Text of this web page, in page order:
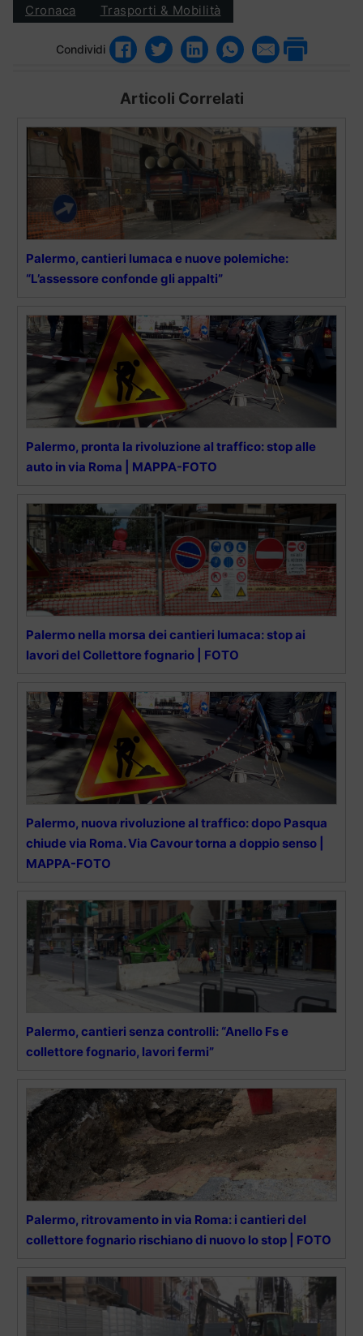
Cronaca Trasporti & Mobilità
Condividi
Articoli Correlati
Palermo, cantieri lumaca e nuove polemiche:
“L’assessore confonde gli appalti”
Palermo, pronta la rivoluzione al traffico: stop alle
auto in via Roma | MAPPA-FOTO
Palermo nella morsa dei cantieri lumaca: stop ai
lavori del Collettore fognario | FOTO
Palermo, nuova rivoluzione al traffico: dopo Pasqua
chiude via Roma. Via Cavour torna a doppio senso |
MAPPA-FOTO
Palermo, cantieri senza controlli: “Anello Fs e
collettore fognario, lavori fermi”
Palermo, ritrovamento in via Roma: i cantieri del
collettore fognario rischiano di nuovo lo stop | FOTO